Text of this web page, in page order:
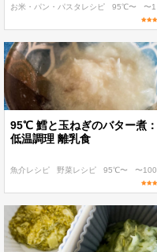
お米・パン・パスタレシピ 95℃〜 〜100 kcal
95℃ 鱈と玉ねぎのバター煮：
低温調理 離乳食
魚介レシピ 野菜レシピ 95℃〜 〜100 kcal